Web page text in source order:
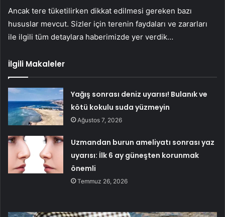
Ancak tere tüketilirken dikkat edilmesi gereken bazı
hususlar mevcut. Sizler için terenin faydaları ve zararları
ile ilgili tüm detaylara haberimizde yer verdik…
İlgili Makaleler
Yağış sonrası deniz uyarısı! Bulanık ve
kötü kokulu suda yüzmeyin
Ağustos 7, 2026
Uzmandan burun ameliyatı sonrası yaz
uyarısı: İlk 6 ay güneşten korunmak
önemli
Temmuz 26, 2026